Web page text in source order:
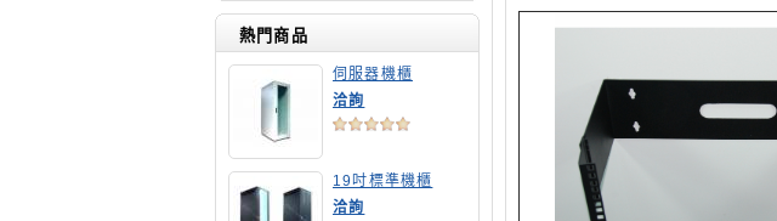
熱門商品
伺服器機櫃
洽詢
19吋標準機櫃
洽詢